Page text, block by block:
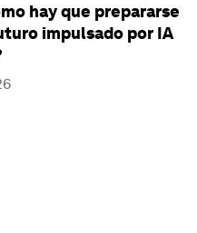
hay que prepararse
impulsado por IA